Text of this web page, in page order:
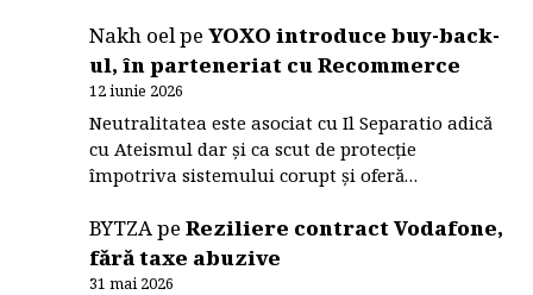
Nakh oelpeYOXO introduce buy-back-
ul, în parteneriat cu Recommerce
12 iunie 2026
Neutralitatea este asociat cu Il Separatio adică
cu Ateismul dar și ca scut de protecție
împotriva sistemului corupt și oferă…
BYTZApeReziliere contract Vodafone,
fără taxe abuzive
31 mai 2026